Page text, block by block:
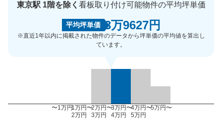
東京駅 1階を除く 看板取り付け可能物件の平均坪単価
平均坪単価 3万9627円
※直近1年以内に掲載された物件のデータから坪単価の平均値を算出し
ています。
〜1万円1万円〜
2万円
2万円〜
3万円
3万円〜
4万円
4万円〜
5万円
5万円〜